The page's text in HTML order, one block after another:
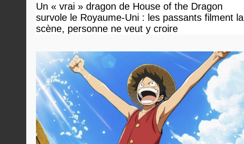
Un « vrai » dragon de House of the Dragon
survole le Royaume-Uni : les passants filment la
scène, personne ne veut y croire